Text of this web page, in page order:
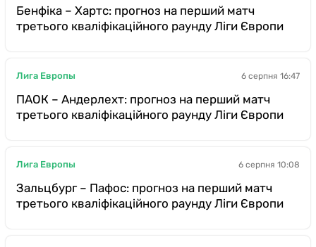
Бенфіка – Хартс: прогноз на перший матч
третього кваліфікаційного раунду Ліги Європи
Лига Европы 6 серпня 16:47
ПАОК – Андерлехт: прогноз на перший матч
третього кваліфікаційного раунду Ліги Європи
Лига Европы 6 серпня 10:08
Зальцбург – Пафос: прогноз на перший матч
третього кваліфікаційного раунду Ліги Європи